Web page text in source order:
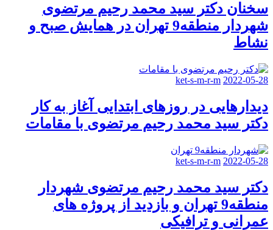
سخنان دکتر سید محمد رحیم مرتضوی
شهردار منطقه9 تهران در همایش صبح و
نشاط
ket-s-m-r-m 2022-05-28
دیدارهایی در روزهای ابتدایی آغاز به کار
دکتر سید محمد رحیم مرتضوی با مقامات
ket-s-m-r-m 2022-05-28
دکتر سید محمد رحیم مرتضوی شهردار
منطقه9 تهران و بازدید از پروژه های
عمرانی و ترافیکی